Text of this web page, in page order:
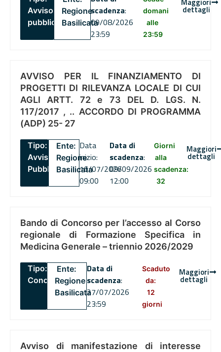
Avviso
pubblico
Regione
Basilicata
scadenza:
09/08/2026
23:59
domani
alle
23:59
Maggiori
dettagli
AVVISO PER IL FINANZIAMENTO DI
PROGETTI DI RILEVANZA LOCALE DI CUI
AGLI ARTT. 72 e 73 DEL D. LGS. N.
117/2017 , .. ACCORDO DI PROGRAMMA
(ADP) 25- 27
Tipo:
Avviso
Pubblico
Ente:
Regione
Basilicata
Data
inizio:
16/07/2026
09:00
Data di
scadenza:
09/09/2026
12:00
Giorni
alla
scadenza:
32
Maggiori
dettagli
Bando di Concorso per l’accesso al Corso
regionale di Formazione Specifica in
Medicina Generale – triennio 2026/2029
Tipo:
Concorsi
Ente:
Regione
Basilicata
Data di
scadenza:
27/07/2026
23:59
Scaduto
da:
12
giorni
Maggiori
dettagli
Avviso di manifestazione di interesse